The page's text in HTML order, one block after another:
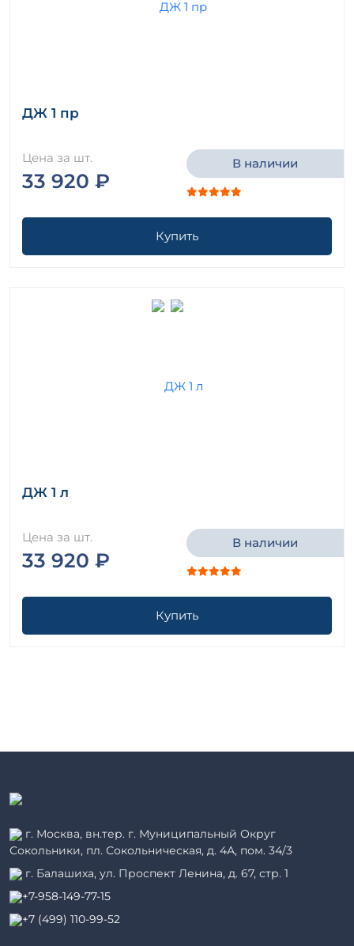
ДЖ 1 пр
Цена за шт.
33 920 ₽
В наличии
Купить
ДЖ 1 л
Цена за шт.
33 920 ₽
В наличии
Купить
г. Москва, вн.тер. г. Муниципальный Округ
Сокольники, пл. Сокольническая, д. 4А, пом. 34/3
г. Балашиха, ул. Проспект Ленина, д. 67, стр. 1
+7-958-149-77-15
+7 (499) 110-99-52